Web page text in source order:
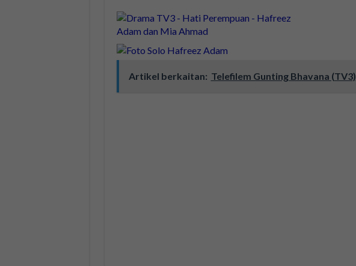
Artikel berkaitan: Telefilem Gunting Bhavana (TV3)